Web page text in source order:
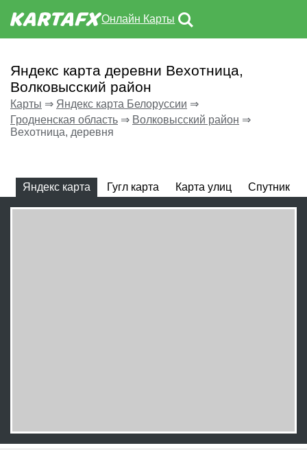
Онлайн Карты
Яндекс карта деревни Вехотница,
Волковысский район
Карты ⇒ Яндекс карта Белоруссии ⇒
Гродненская область ⇒ Волковысский район ⇒
Вехотница, деревня
Яндекс карта Гугл карта Карта улиц Спутник